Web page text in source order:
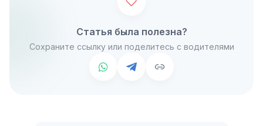
Статья была полезна?
Сохраните ссылку или поделитесь с водителями